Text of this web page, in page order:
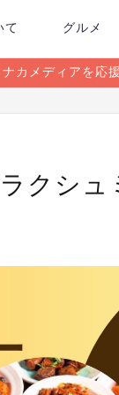
て グルメ
ナカメディアを応
クシュ